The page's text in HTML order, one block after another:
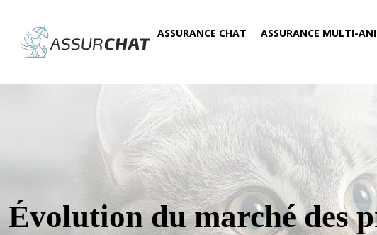
ASSURANCE CHAT ASSURANCE MULTI-
Évolution du marché des